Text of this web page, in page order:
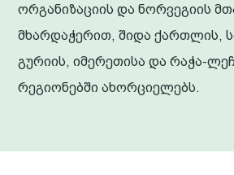
ორგანიზაციის და ნორვეგიის
მხარდაჭერით, შიდა ქართლის,
გურიის, იმერეთისა და რაჭა-
რეგიონებში ახორციელებს.